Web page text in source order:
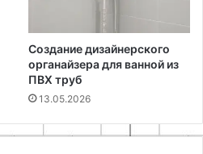
Создание дизайнерского
органайзера для ванной из
ПВХ труб
13.05.2026